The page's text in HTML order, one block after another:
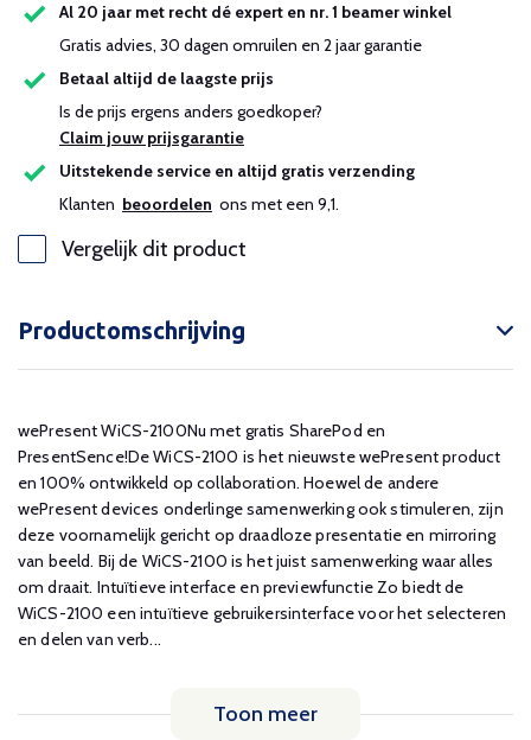
Al 20 jaar met recht dé expert en nr. 1 beamer winkel
Gratis advies, 30 dagen omruilen en 2 jaar garantie
Betaal altijd de laagste prijs
Is de prijs ergens anders goedkoper?
Claim jouw prijsgarantie
Uitstekende service en altijd gratis verzending
Klanten beoordelen ons met een 9,1.
Vergelijk dit product
Productomschrijving
wePresent WiCS-2100Nu met gratis SharePod en
PresentSence!De WiCS-2100 is het nieuwste wePresent product
en 100% ontwikkeld op collaboration. Hoewel de andere
wePresent devices onderlinge samenwerking ook stimuleren, zijn
deze voornamelijk gericht op draadloze presentatie en mirroring
van beeld. Bij de WiCS-2100 is het juist samenwerking waar alles
om draait. Intuïtieve interface en previewfunctie Zo biedt de
WiCS-2100 een intuïtieve gebruikersinterface voor het selecteren
en delen van verb...
Toon meer